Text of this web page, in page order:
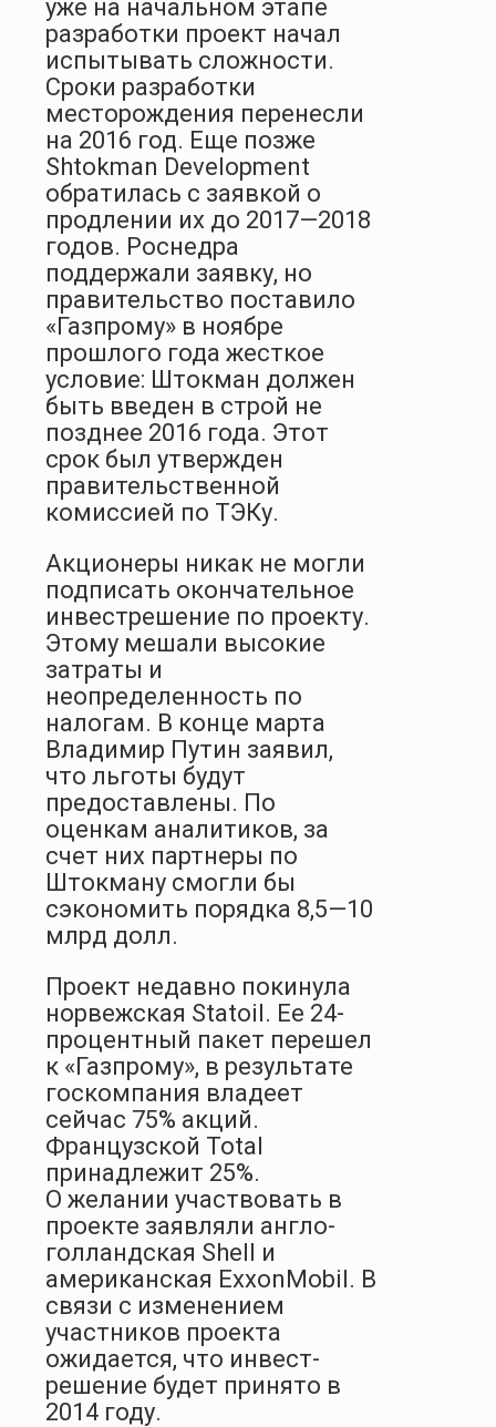
уже на начальном этапе
разработки проект начал
испытывать сложности.
Сроки разработки
месторождения перенесли
на 2016 год. Еще позже
Shtokman Development
обратилась с заявкой о
продлении их до 2017—2018
годов. Роснедра
поддержали заявку, но
правительство поставило
«Газпрому» в ноябре
прошлого года жесткое
условие: Штокман должен
быть введен в строй не
позднее 2016 года. Этот
срок был утвержден
правительственной
комиссией по ТЭКу.
Акционеры никак не могли
подписать окончательное
инвест­решение по проекту.
Этому мешали высокие
затраты и
неопределенность по
налогам. В конце марта
Владимир Путин заявил,
что льготы будут
предоставлены. По
оценкам аналитиков, за
счет них партнеры по
Штокману смогли бы
сэкономить порядка 8,5—10
млрд долл.
Проект недавно покинула
норвежская Statoil. Ее 24-
процентный пакет перешел
к «Газ­прому», в результате
госкомпания владеет
сейчас 75% акций.
Французской Total
принадлежит 25%.
О желании участвовать в
проекте заявляли англо-
голландская Shell и
американская ExxonMobil. В
связи с изменением
участников проекта
ожидается, что инвест­
решение будет принято в
2014 году.